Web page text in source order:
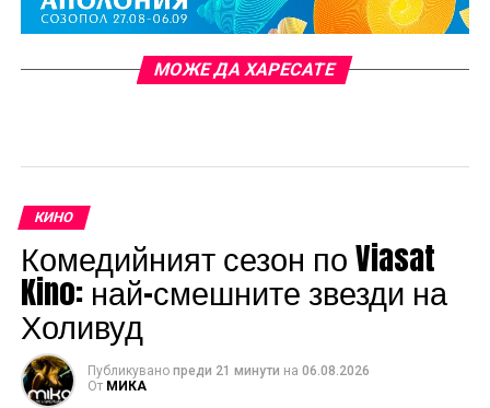
МОЖЕ ДА ХАРЕСАТЕ
КИНО
Комедийният сезон по Viasat
Kino: най-смешните звезди на
Холивуд
Публикувано преди 21 минути на 06.08.2026
От МИКА